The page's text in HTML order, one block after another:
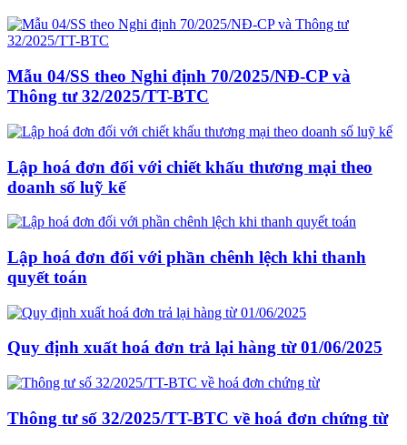
Mẫu 04/SS theo Nghi định 70/2025/NĐ-CP và
Thông tư 32/2025/TT-BTC
Lập hoá đơn đối với chiết khấu thương mại theo
doanh số luỹ kế
Lập hoá đơn đối với phần chênh lệch khi thanh
quyết toán
Quy định xuất hoá đơn trả lại hàng từ 01/06/2025
Thông tư số 32/2025/TT-BTC về hoá đơn chứng từ